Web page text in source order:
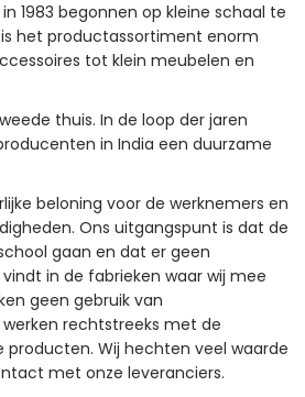
1983 begonnen op kleine schaal te
het productassortiment enorm
tot klein meubelen en
thuis. In de loop der jaren
in India een duurzame
beloning voor de werknemers en
Ons uitgangspunt is dat de
gaan en dat er geen
in de fabrieken waar wij mee
geen gebruik van
rechtstreeks met de
Wij hechten veel waarde
met onze leveranciers.